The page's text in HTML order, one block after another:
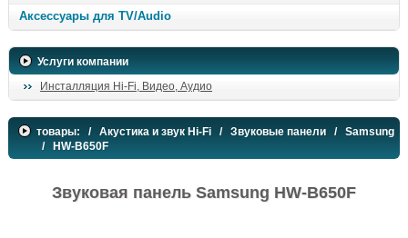
Аксессуары для TV/Audio
Услуги компании
Инсталляция Hi-Fi, Видео, Аудио
товары: / Акустика и звук Hi-Fi / Звуковые панели / Samsung
/ HW-B650F
Звуковая панель Samsung HW-B650F